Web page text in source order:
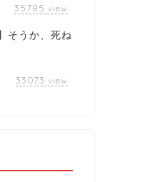
35785 view
そうか、死ね
33073 view